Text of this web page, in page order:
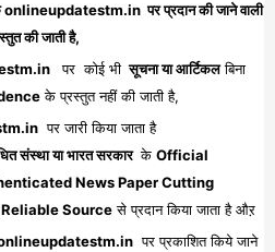
onlineupdatestm.in पर प्रदान की जाने वाली
की जाती है,
पर कोई भी सूचना या आर्टिकलबिना
के प्रस्तुत नहीं की जाती है,
पर जारी किया जाता है
संस्था या भारत सरकार के Official
News Paper Cutting
Sourceसे प्रदान किया जाता है औऱ
पर प्रकाशित किये जाने